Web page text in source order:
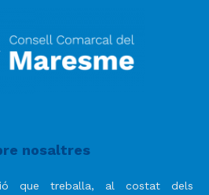
nosaltres
que treballa, al costat dels